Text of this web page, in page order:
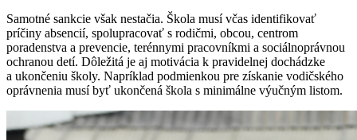
Samotné sankcie však nestačia. Škola musí včas identifikovať
príčiny absencií, spolupracovať s rodičmi, obcou, centrom
poradenstva a prevencie, terénnymi pracovníkmi a sociálnoprávnou
ochranou detí. Dôležitá je aj motivácia k pravidelnej dochádzke
a ukončeniu školy. Napríklad podmienkou pre získanie vodičského
oprávnenia musí byť ukončená škola s minimálne výučným listom.